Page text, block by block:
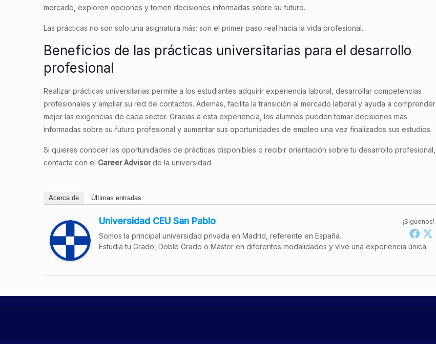
mercado, exploren opciones y tomen decisiones informadas sobre su futuro.
Las prácticas no son solo una asignatura más: son el primer paso real hacia la vida profesional.
Beneficios de las prácticas universitarias para el desarrollo
profesional
Realizar prácticas universitarias permite a los estudiantes adquirir experiencia laboral, desarrollar competencias
profesionales y ampliar su red de contactos. Además, facilita la transición al mercado laboral y ayuda a comprender
mejor las exigencias de cada sector. Gracias a esta experiencia, los alumnos pueden tomar decisiones más
informadas sobre su futuro profesional y aumentar sus oportunidades de empleo una vez finalizados sus estudios.
Si quieres conocer las oportunidades de prácticas disponibles o recibir orientación sobre tu desarrollo profesional,
contacta con el CareerAdvisorde la universidad.
Acerca de Últimas entradas
¡Síguenos!
Universidad CEU San Pablo
Somos la principal universidad privada en Madrid, referente en España.
Estudia tu Grado, Doble Grado o Máster en diferentes modalidades y vive una experiencia única.